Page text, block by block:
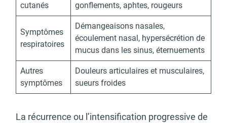
cutanés
gonflements, aphtes, rougeurs
Symptômes
respiratoires
Démangeaisons nasales,
écoulement nasal, hypersécrétion de
mucus dans les sinus, éternuements
Autres
symptômes
Douleurs articulaires et musculaires,
sueurs froides
La récurrence ou l’intensification progressive de